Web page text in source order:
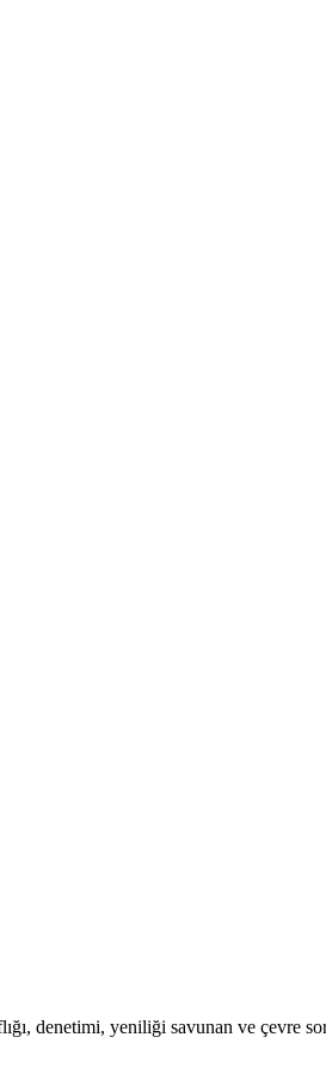
denetimi, yeniliği savunan ve çevre